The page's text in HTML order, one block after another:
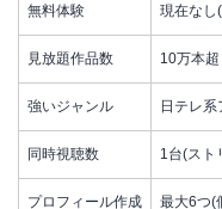
無料体験 現在なし
見放題作品数 10万本超
強いジャンル 日テレ
同時視聴数 1台(スト
プロフィール作成 最大6つ(